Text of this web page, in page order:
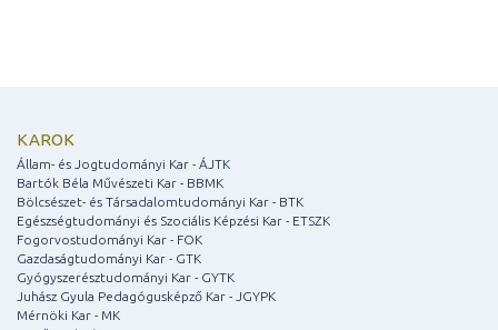
KAROK
Állam- és Jogtudományi Kar - ÁJTK
Bartók Béla Művészeti Kar - BBMK
Bölcsészet- és Társadalomtudományi Kar - BTK
Egészségtudományi és Szociális Képzési Kar - ETSZK
Fogorvostudományi Kar - FOK
Gazdaságtudományi Kar - GTK
Gyógyszerésztudományi Kar - GYTK
Juhász Gyula Pedagógusképző Kar - JGYPK
Mérnöki Kar - MK